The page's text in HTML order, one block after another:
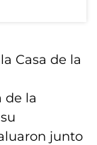
Casa de la
de la
junto